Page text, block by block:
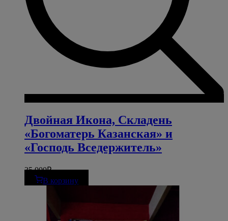
Двойная Икона, Складень
«Богоматерь Казанская» и
«Господь Вседержитель»
35 000₽
В корзину